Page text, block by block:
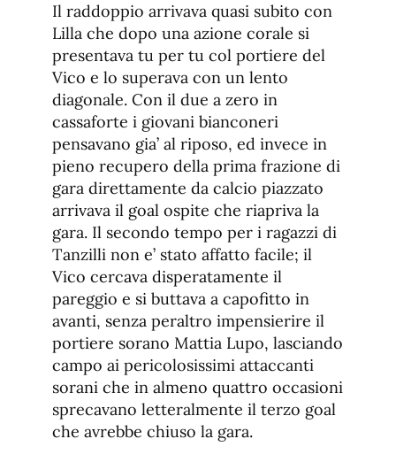
Il raddoppio arrivava quasi subito con
Lilla che dopo una azione corale si
presentava tu per tu col portiere del
Vico e lo superava con un lento
diagonale. Con il due a zero in
cassaforte i giovani bianconeri
pensavano gia’ al riposo, ed invece in
pieno recupero della prima frazione di
gara direttamente da calcio piazzato
arrivava il goal ospite che riapriva la
gara. Il secondo tempo per i ragazzi di
Tanzilli non e’ stato affatto facile; il
Vico cercava disperatamente il
pareggio e si buttava a capofitto in
avanti, senza peraltro impensierire il
portiere sorano Mattia Lupo, lasciando
campo ai pericolosissimi attaccanti
sorani che in almeno quattro occasioni
sprecavano letteralmente il terzo goal
che avrebbe chiuso la gara.